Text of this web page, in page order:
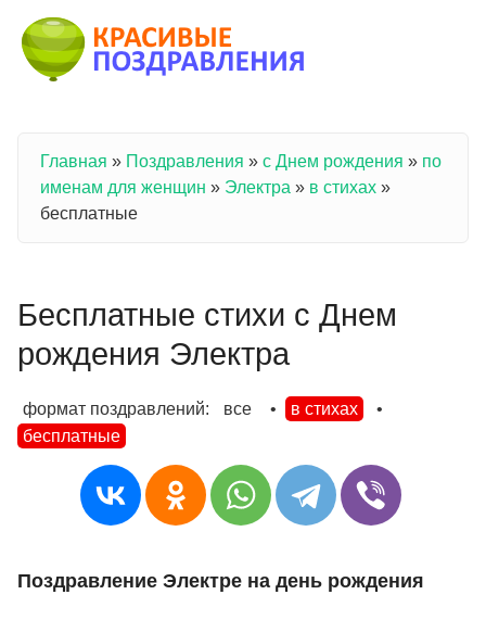
Вы здесь
Главная » Поздравления » с Днем рождения » по
именам для женщин » Электра » в стихах »
бесплатные
Бесплатные стихи с Днем
рождения Электра
формат поздравлений: все • в стихах
•
бесплатные
Поздравление Электре на день рождения